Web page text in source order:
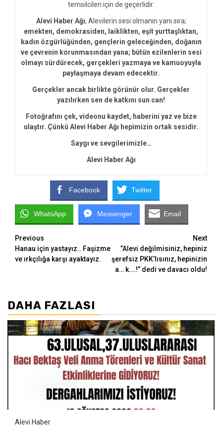
temsilcileri için de geçerlidir.
Alevi Haber Ağı, Alevilerin sesi olmanın yanı sıra;
emekten, demokrasiden, laiklikten, eşit yurttaşlıktan,
kadın özgürlüğünden, gençlerin geleceğinden, doğanın
ve çevrenin korunmasından yana; bütün ezilenlerin sesi
olmayı sürdürecek, gerçekleri yazmaya ve kamuoyuyla
paylaşmaya devam edecektir.
Gerçekler ancak birlikte görünür olur. Gerçekler
yazılırken sen de katkını sun can!
Fotoğrafını çek, videonu kaydet, haberini yaz ve bize
ulaştır. Çünkü Alevi Haber Ağı hepimizin ortak sesidir.
Saygı ve sevgilerimizle…
Alevi Haber Ağı
Facebook Twitter
WhatsApp Messenger Email
Continue
Reading
Previous
Hanau için yastayız.. Faşizme
ve ırkçılığa karşı ayaktayız.
Next
”Alevi değilmisiniz, hepiniz
şerefsiz PKK’lısınız, hepinizin
a… k….!” dedi ve davacı oldu!
DAHA FAZLASI
Alevi Haber